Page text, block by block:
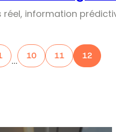
information
…
10 11 12